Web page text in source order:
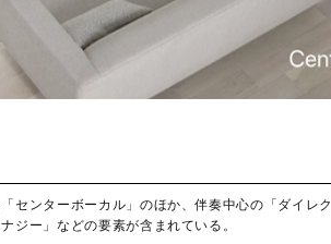
センターボーカル」のほか、伴奏中心の「ダイレク
ジー」などの要素が含まれている。